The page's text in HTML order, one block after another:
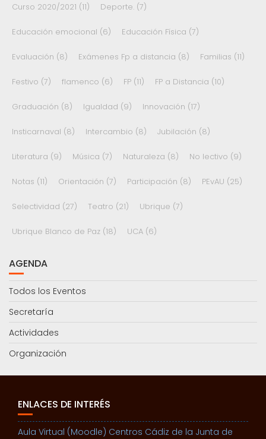
Curso 2020/2021 (11) Deporte. (7)
Educación emocional (6) Educación Física (7)
Evaluación (8) Exámenes Fp a distancia (8) Familias (11)
Festivo (7) flamenco (6) FP (11) FP a Distancia (10)
Graduación (8) Igualdad (9) Innovación (17)
Insticarnaval (8) Intercambio (8) Jubilación (8)
Literatura (9) Música (7) Naturaleza (8) No lectivo (9)
Notas (11) Orientación (7) Participación (8) PEvAU (25)
Selectividad (27) Teatro (21) Ubrique (7)
Ubrique Blanco de Paz (18) UCA (6)
AGENDA
Todos los Eventos
Secretaría
Actividades
Organización
ENLACES DE INTERÉS
Aula Virtual (Moodle) Centros Cádiz de la Junta de